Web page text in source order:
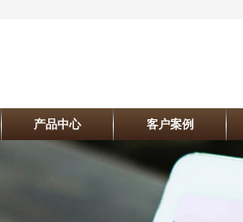
产品中心 客户案例